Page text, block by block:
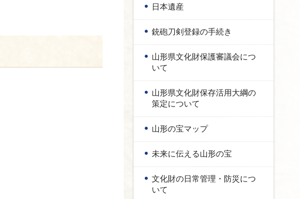
日本遺産
銃砲刀剣登録の手続き
山形県文化財保護審議会につ
いて
山形県文化財保存活用大綱の
策定について
山形の宝マップ
未来に伝える山形の宝
文化財の日常管理・防災につ
いて